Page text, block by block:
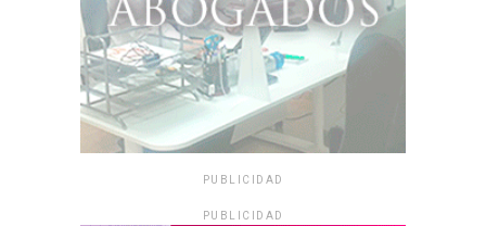
PUBLICIDAD
PUBLICIDAD